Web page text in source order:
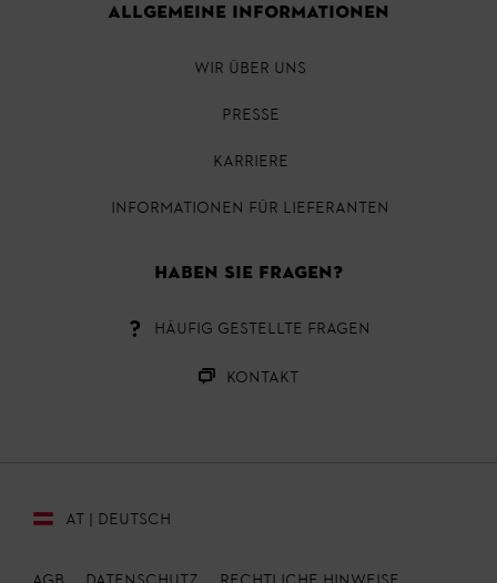
ALLGEMEINE INFORMATIONEN
WIR ÜBER UNS
PRESSE
KARRIERE
INFORMATIONEN FÜR LIEFERANTEN
HABEN SIE FRAGEN?
HÄUFIG GESTELLTE FRAGEN
KONTAKT
AT | DEUTSCH